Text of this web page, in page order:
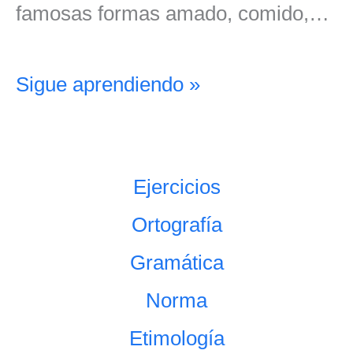
famosas formas amado, comido,…
Sigue aprendiendo »
Ejercicios
Ortografía
Gramática
Norma
Etimología